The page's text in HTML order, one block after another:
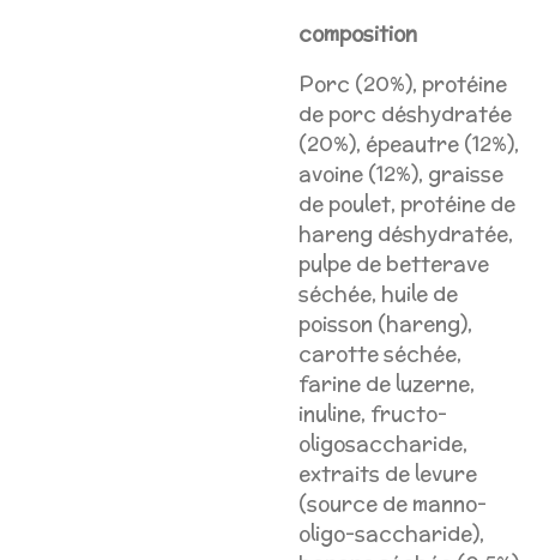
composition
Porc (20%), protéine
de porc déshydratée
(20%), épeautre (12%),
avoine (12%), graisse
de poulet, protéine de
hareng déshydratée,
pulpe de betterave
séchée, huile de
poisson (hareng),
carotte séchée,
farine de luzerne,
inuline, fructo-
oligosaccharide,
extraits de levure
(source de manno-
oligo-saccharide),